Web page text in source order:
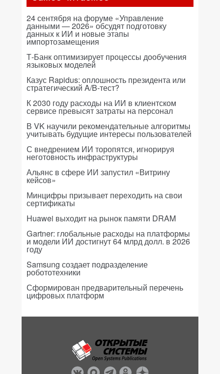
24 сентября на форуме «Управление
данными — 2026» обсудят подготовку
данных к ИИ и новые этапы
импортозамещения
Т-Банк оптимизирует процессы дообучения
языковых моделей
Казус Rapidus: оплошность президента или
стратегический A/B-тест?
К 2030 году расходы на ИИ в клиентском
сервисе превысят затраты на персонал
В VK научили рекомендательные алгоритмы
учитывать будущие интересы пользователей
С внедрением ИИ торопятся, игнорируя
неготовность инфраструктуры
Альянс в сфере ИИ запустил «Витрину
кейсов»
Минцифры призывает переходить на свои
сертификаты
Huawei выходит на рынок памяти DRAM
Gartner: глобальные расходы на платформы
и модели ИИ достигнут 64 млрд долл. в 2026
году
Samsung создает подразделение
робототехники
Сформирован предварительный перечень
цифровых платформ